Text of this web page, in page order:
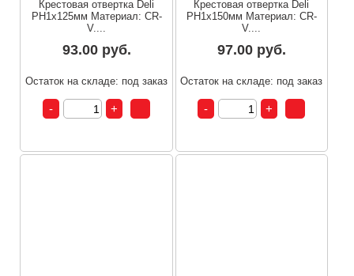
Крестовая отвертка Deli
PH1x125мм Материал: CR-
V....
93.00 руб.
Остаток на складе: под заказ
Крестовая отвертка Deli
PH1x150мм Материал: CR-
V....
97.00 руб.
Остаток на складе: под заказ